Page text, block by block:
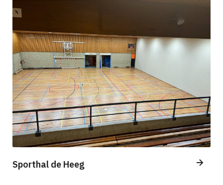
Sporthal de Heeg